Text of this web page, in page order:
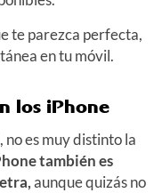
te parezca perfecta,
en tu móvil.
los iPhone
no es muy distinto la
también es
aunque quizás no